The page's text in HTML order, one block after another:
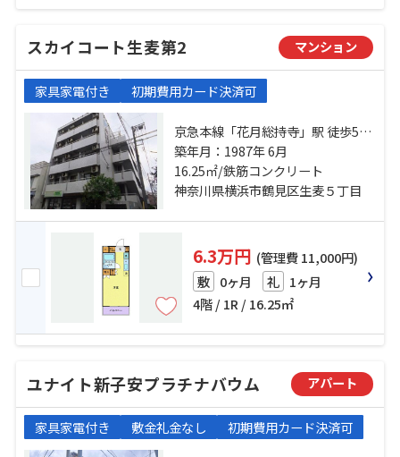
スカイコート生麦第2 マンション
家具家電付き 初期費用カード決済可
京急本線「花月総持寺」駅 徒歩5分
鶴見線「国道」駅 徒歩6分 京急本線
「生麦」駅 徒歩13分
築年月：1987年 6月
16.25㎡/鉄筋コンクリート
神奈川県横浜市鶴見区生麦５丁目
6.3万円 (管理費 11,000円)
敷 0ヶ月 礼 1ヶ月
4階 / 1R / 16.25㎡
ユナイト新子安プラチナバウム アパート
家具家電付き 敷金礼金なし 初期費用カード決済可